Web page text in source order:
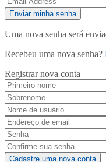
Uma nova senha será
Recebeu uma nova senha?
Registrar nova conta